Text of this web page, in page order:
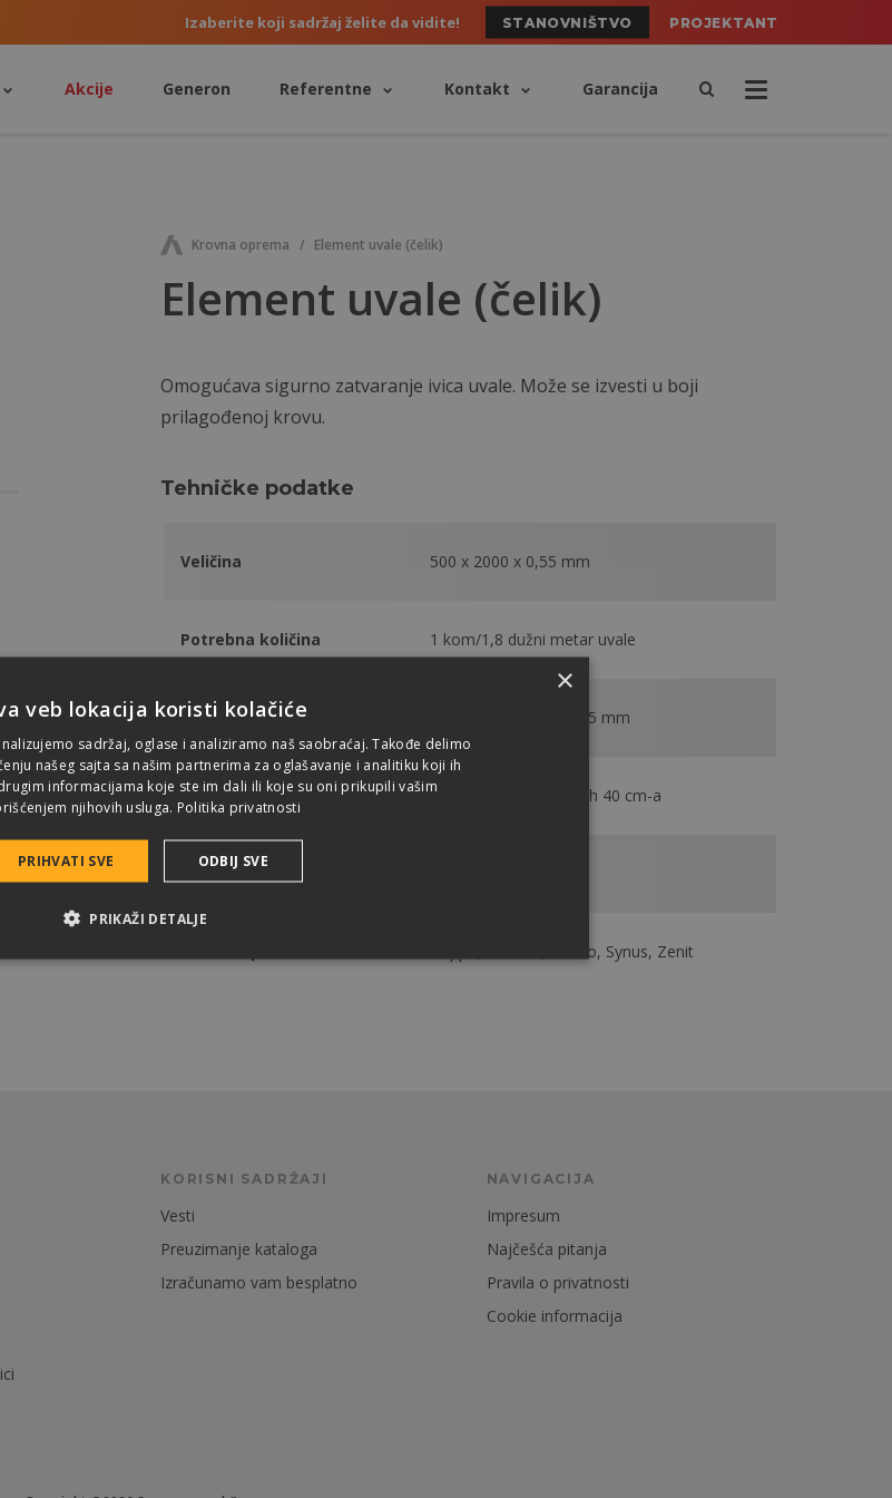
Izaberite koji sadržaj želite da vidite! STANOVNIŠTVO PROJEKTANT
Akcije Generon Referentne Kontakt Garancija
Krovna oprema Element uvale (čelik)
Element uvale (čelik)
Omogućava sigurno zatvaranje ivica uvale. Može se izvesti u boji
prilagođenoj krovu.
Tehničke podatke
Veličina 500 x 2000 x 0,55 mm
Potrebna količina 1 kom/1,8 dužni metar uvale
Materijal Čelični lim debljine 0,55 mm
Pričvršćivanje pričvršćivanje na svakih 40 cm-a
Težina
Coppo, Renova, Rundo, Synus, Zenit
KORISNI SADRŽAJI
Vesti
Preuzimanje kataloga
Izračunamo vam besplatno
NAVIGACIJA
Impresum
Najčešća pitanja
Pravila o privatnosti
Cookie informacija
×
veb lokacija koristi kolačiće
sadržaj, oglase i analiziramo naš saobraćaj. Takođe delimo
našeg sajta sa našim partnerima za oglašavanje i analitiku koji ih
informacijama koje ste im dali ili koje su oni prikupili vašim
njihovih usluga. Politika privatnosti
PRIHVATI SVE ODBIJ SVE
PRIKAŽI DETALJE